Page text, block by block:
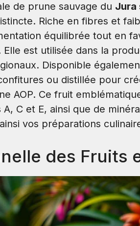
de prune sauvage du Jura
Riche en fibres et
équilibrée tout en
est utilisée dans la
Disponible
ou distillée pour
AOP. Ce fruit
C et E, ainsi que de
vos préparations
des Fruits